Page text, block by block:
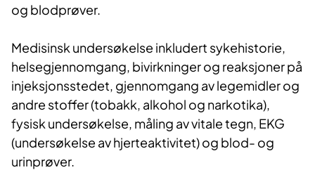
og blodprøver.
Medisinsk undersøkelse inkludert sykehistorie,
helsegjennomgang, bivirkninger og reaksjoner på
injeksjonsstedet, gjennomgang av legemidler og
andre stoffer (tobakk, alkohol og narkotika),
fysisk undersøkelse, måling av vitale tegn, EKG
(undersøkelse av hjerteaktivitet) og blod- og
urinprøver.